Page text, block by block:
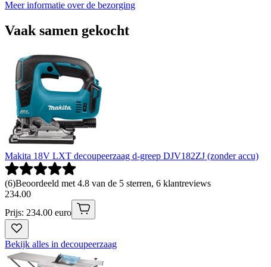
Meer informatie over de bezorging
Vaak samen gekocht
Makita 18V LXT decoupeerzaag d-greep DJV182ZJ (zonder accu)
(6)Beoordeeld met 4.8 van de 5 sterren, 6 klantreviews
234.00
Prijs: 234.00 euro
Bekijk alles in decoupeerzaag